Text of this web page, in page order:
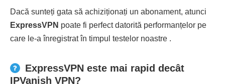
Dacă sunteți gata să achiziționați un abonament, atunci
ExpressVPN poate fi perfect datorită performanțelor pe
care le-a înregistrat în timpul testelor noastre .
ExpressVPN este mai rapid decât
IPVanish VPN?